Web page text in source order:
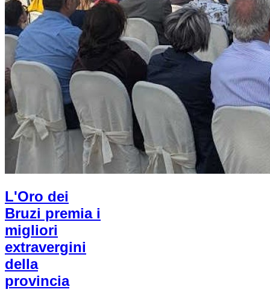
L'Oro dei
Bruzi premia i
migliori
extravergini
della
provincia